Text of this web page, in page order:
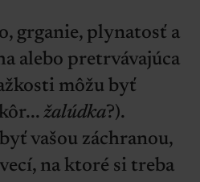
grganie, plynatosť a
alebo pretrvávajúca
môžu byť
žalúdka?).
vašou záchranou,
na ktoré si treba